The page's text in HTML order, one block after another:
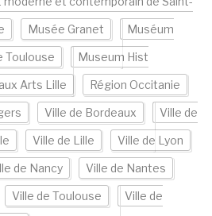
Musée Granet Muséum
Toulouse Museum Hist
Arts Lille Région Occitanie
Ville de Bordeaux Ville de
Ville de Lille Ville de Lyon
de Nancy Ville de Nantes
Ville de Toulouse Ville de